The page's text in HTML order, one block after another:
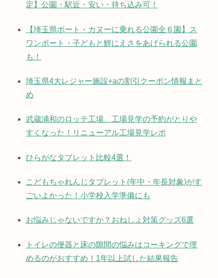
定】公園・駅近・安い・持ち込み可！
【埼玉県ボート・カヌーに乗れる公園全６園】ス
ワンボート・子どもと鯉にえさをあげられる公園
も！
埼玉県4大レジャー施設+aの割引クーポン情報まと
め
武蔵浦和のロッテ工場、工場見学の予約がとりや
すくなった！リニューアル工場見学レポ
ひらがなタブレット比較4選！
こどもちゃれんじタブレット(年中・年長対象)がす
ごいよかった！小学校入学準備にも
お悩みじゃないですか？おねしょ対策グッズ6選
トイレの便器と床の隙間の悩みはコーキングで埋
めるのがおすすめ！1年以上試した結果報告